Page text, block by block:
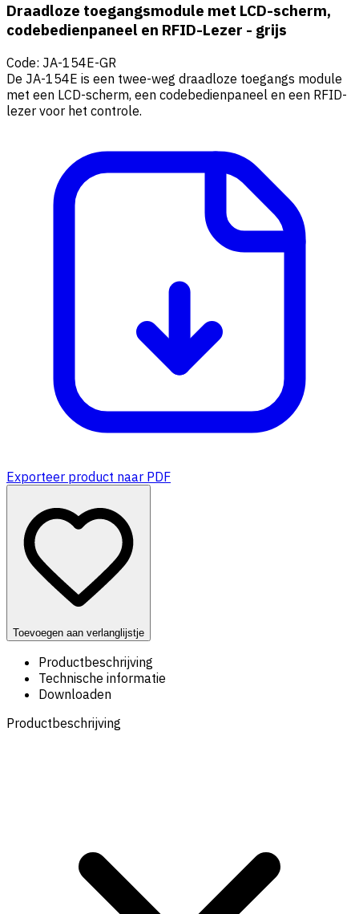
Draadloze toegangsmodule met LCD-scherm,
codebedienpaneel en RFID-Lezer - grijs
Code: JA-154E-GR
De JA-154E is een twee-weg draadloze toegangs module
met een LCD-scherm, een codebedienpaneel en een RFID-
lezer voor het controle.
Exporteer product naar PDF
Toevoegen aan verlanglijstje
Productbeschrijving
Technische informatie
Downloaden
Productbeschrijving